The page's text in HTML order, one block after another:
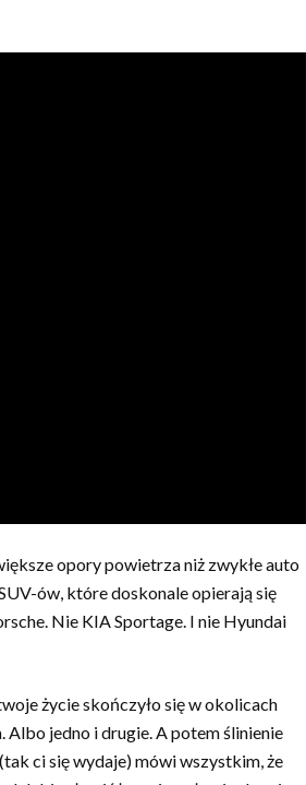
opory powietrza niż zwykłe auto
ów, które doskonale opierają się
Nie KIA Sportage. I nie Hyundai
życie skończyło się w okolicach
Albo jedno i drugie. A potem ślinienie
ci się wydaje) mówi wszystkim, że